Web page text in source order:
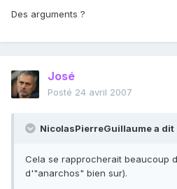
Des arguments ?
José
Posté 24 avril 2007
NicolasPierreGuillaume a dit
Cela se rapprocherait beaucoup
d'"anarchos" bien sur).